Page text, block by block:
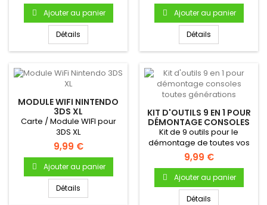
Ajouter au panier
Détails
Ajouter au panier
Détails
MODULE WIFI NINTENDO
3DS XL
Carte / Module WIFI pour
3DS XL
9,99 €
Ajouter au panier
Détails
KIT D'OUTILS 9 EN 1 POUR
DÉMONTAGE CONSOLES
TOUTES GÉNÉRATIONS
Kit de 9 outils pour le
démontage de toutes vos
consoles !
9,99 €
Ajouter au panier
Détails